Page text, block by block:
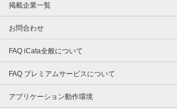
掲載企業一覧
お問合わせ
FAQ iCata全般について
FAQ プレミアムサービスについて
アプリケーション動作環境